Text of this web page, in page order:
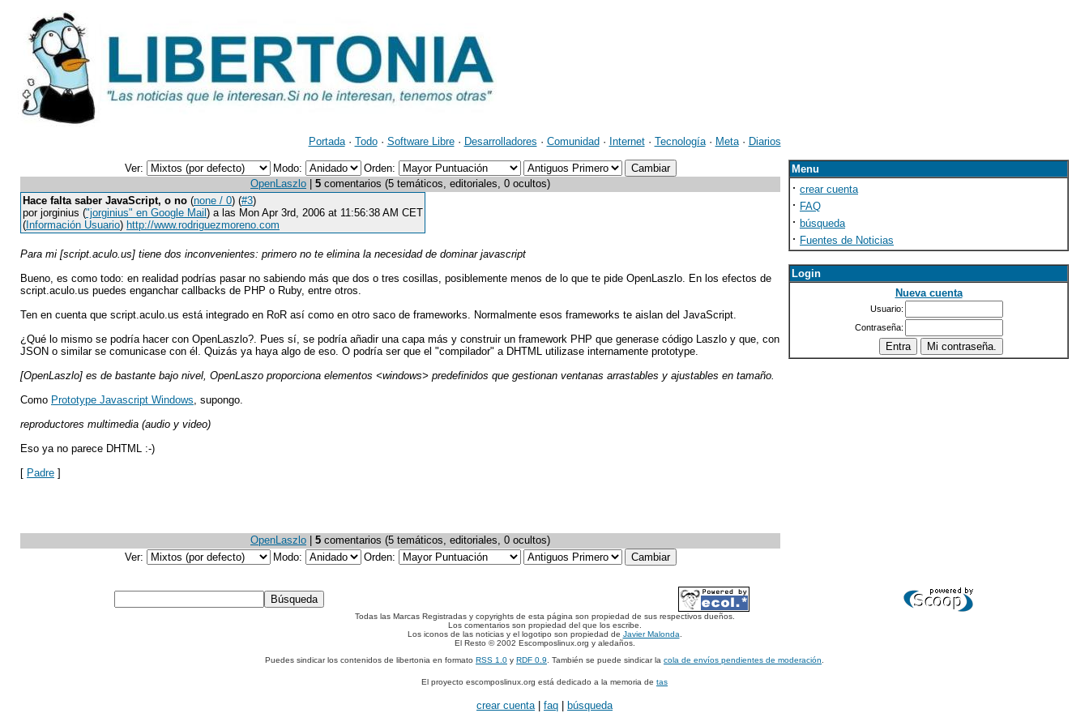
Portada· Todo· Software Libre· Desarrolladores · Comunidad · Internet· Tecnología· Meta· Diarios
Ver: Modo:
Orden:
OpenLaszlo
5 comentarios (5 temáticos, editoriales, 0 ocultos)
Hace falta saber JavaScript, o no (none / 0) (#3)
por jorginius ("jorginius" en Google Mail ) a las Mon Apr 3rd, 2006 at 11:56:38 AM CET
( Información Usuario) http://www.rodriguezmoreno.com
Para mi [script.aculo.us] tiene dos inconvenientes: primero no te elimina la necesidad de dominar javascript
Bueno, es como todo: en realidad podrías pasar no sabiendo más que dos o tres cosillas, posiblemente menos de lo que te pide OpenLaszlo. En los efectos de
script.aculo.us puedes enganchar callbacks de PHP o Ruby, entre otros.
Ten en cuenta que script.aculo.us está integrado en RoR así como en otro saco de frameworks. Normalmente esos frameworks te aislan del JavaScript.
¿Qué lo mismo se podría hacer con OpenLaszlo?. Pues sí, se podría añadir una capa más y construir un framework PHP que generase código Laszlo y que, con
JSON o similar se comunicase con él. Quizás ya haya algo de eso. O podría ser que el "compilador" a DHTML utilizase internamente prototype.
[OpenLaszlo] es de bastante bajo nivel, OpenLaszo proporciona elementos <windows> predefinidos que gestionan ventanas arrastables y ajustables en tamaño.
Como Prototype Javascript Windows, supongo.
reproductores multimedia (audio y video)
Eso ya no parece DHTML :-)
[ Padre ]
OpenLaszlo 5 comentarios (5 temáticos, editoriales, 0 ocultos)
Ver:
Modo: Orden:
Menu
· crear cuenta
· FAQ
· búsqueda
· Fuentes de Noticias
Login
Nueva cuenta
Usuario:
Contraseña:
Todas las Marcas Registradas y copyrights de esta página son propiedad de sus respectivos dueños.
Los comentarios son propiedad del que los escribe.
Los iconos de las noticias y el logotipo son propiedad de Javier Malonda
El Resto © 2002 Escomposlinux.org y aledaños.
Puedes sindicar los contenidos de libertonia en formato RSS 1.0 y RDF 0.9 . También se puede sindicar la cola de envíos pendientes de moderación
El proyecto escomposlinux.org está dedicado a la memoria de tas
crear cuenta| faq búsqueda